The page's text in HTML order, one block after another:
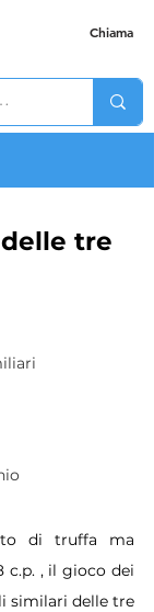
Chiama
tre
di truffa ma
c.p. , il gioco dei
similari delle tre